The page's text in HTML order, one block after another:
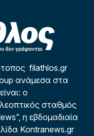
filathlos.gr
ανάμεσα στα
ο
σταθμός
η εβδομαδιαία
Kontranews.gr